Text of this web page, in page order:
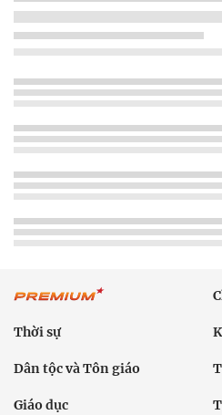
Thời sự
Dân tộc và Tôn giáo
Giáo dục